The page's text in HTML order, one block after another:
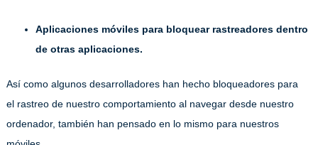
Aplicaciones móviles para bloquear rastreadores dentro
de otras aplicaciones.
Así como algunos desarrolladores han hecho bloqueadores para
el rastreo de nuestro comportamiento al navegar desde nuestro
ordenador, también han pensado en lo mismo para nuestros